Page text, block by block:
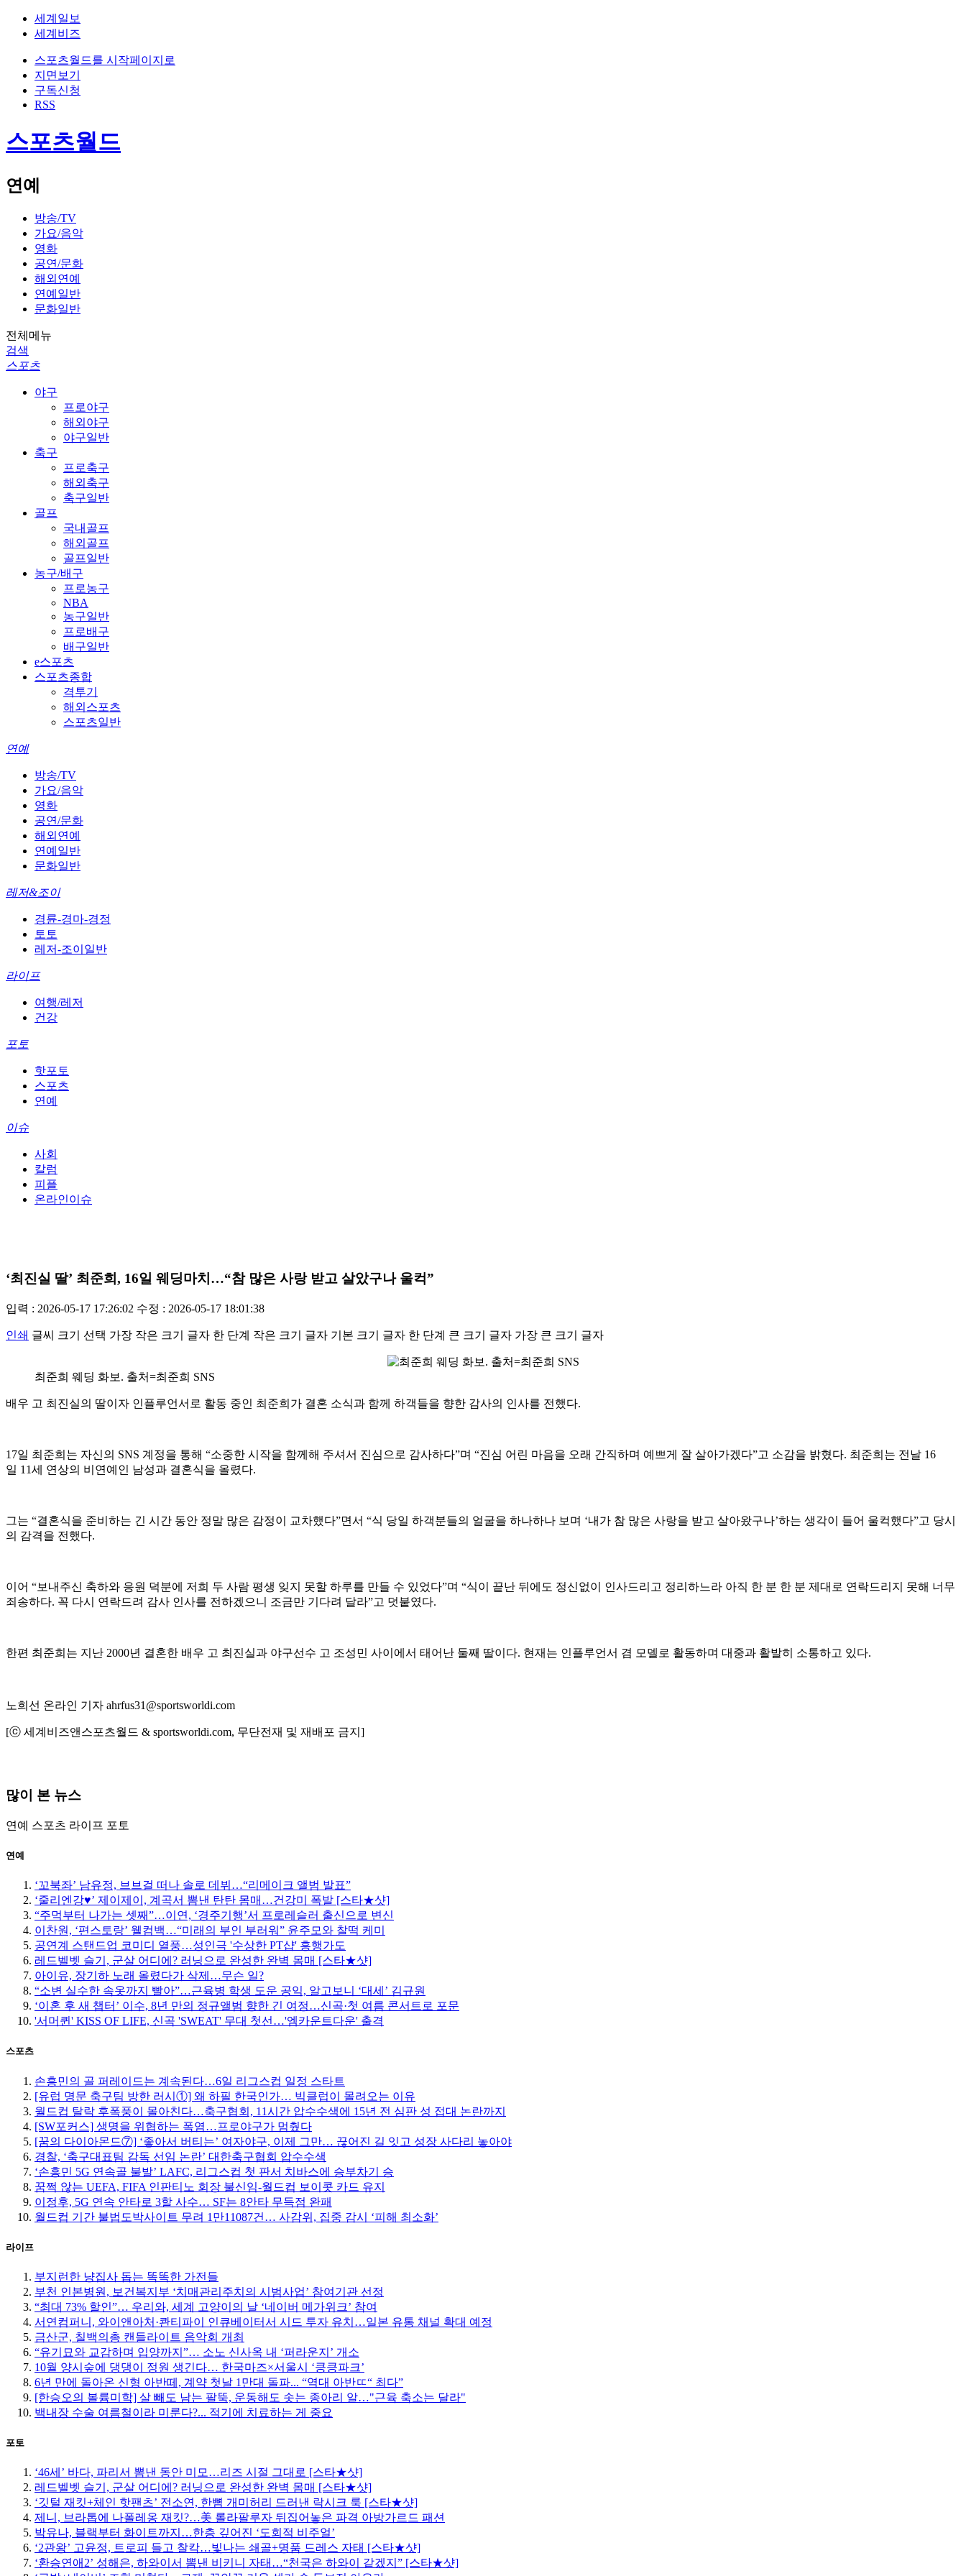
세계일보
세계비즈
스포츠월드를 시작페이지로
지면보기
구독신청
RSS
스포츠월드
연예
방송/TV
가요/음악
영화
공연/문화
해외연예
연예일반
문화일반
전체메뉴
검색
스포츠
야구
프로야구
해외야구
야구일반
축구
프로축구
해외축구
축구일반
골프
국내골프
해외골프
골프일반
농구/배구
프로농구
NBA
농구일반
프로배구
배구일반
e스포츠
스포츠종합
격투기
해외스포츠
스포츠일반
연예
방송/TV
가요/음악
영화
공연/문화
해외연예
연예일반
문화일반
레저&조이
경륜-경마-경정
토토
레저-조이일반
라이프
여행/레저
건강
포토
핫포토
스포츠
연예
이슈
사회
칼럼
피플
온라인이슈
‘최진실 딸’ 최준희, 16일 웨딩마치…“참 많은 사랑 받고 살았구나 울컥”
입력 : 2026-05-17 17:26:02 수정 : 2026-05-17 18:01:38
인쇄 글씨 크기 선택 가장 작은 크기 글자 한 단계 작은 크기 글자 기본 크기 글자 한 단계 큰 크기 글자 가장 큰 크기 글자
최준희 웨딩 화보. 출처=최준희 SNS
배우 고 최진실의 딸이자 인플루언서로 활동 중인 최준희가 결혼 소식과 함께 하객들을 향한 감사의 인사를 전했다.
17일 최준희는 자신의 SNS 계정을 통해 “소중한 시작을 함께해 주셔서 진심으로 감사하다”며 “진심 어린 마음을 오래 간직하며 예쁘게 잘 살아가겠다”고 소감을 밝혔다. 최준희는 전날 16
일 11세 연상의 비연예인 남성과 결혼식을 올렸다.
그는 “결혼식을 준비하는 긴 시간 동안 정말 많은 감정이 교차했다”면서 “식 당일 하객분들의 얼굴을 하나하나 보며 ‘내가 참 많은 사랑을 받고 살아왔구나’하는 생각이 들어 울컥했다”고 당시
의 감격을 전했다.
이어 “보내주신 축하와 응원 덕분에 저희 두 사람 평생 잊지 못할 하루를 만들 수 있었다”며 “식이 끝난 뒤에도 정신없이 인사드리고 정리하느라 아직 한 분 한 분 제대로 연락드리지 못해 너무
죄송하다. 꼭 다시 연락드려 감사 인사를 전하겠으니 조금만 기다려 달라”고 덧붙였다.
한편 최준희는 지난 2000년 결혼한 배우 고 최진실과 야구선수 고 조성민 사이에서 태어난 둘째 딸이다. 현재는 인플루언서 겸 모델로 활동하며 대중과 활발히 소통하고 있다.
노희선 온라인 기자 ahrfus31@sportsworldi.com
[ⓒ 세계비즈앤스포츠월드 & sportsworldi.com, 무단전재 및 재배포 금지]
많이 본 뉴스
연예 스포츠 라이프 포토
연예
‘꼬북좌’ 남유정, 브브걸 떠나 솔로 데뷔…“리메이크 앨범 발표”
‘줄리엔강♥’ 제이제이, 계곡서 뽐낸 탄탄 몸매…건강미 폭발 [스타★샷]
“주먹부터 나가는 셋째”…이연, ‘경주기행’서 프로레슬러 출신으로 변신
이찬원, ‘편스토랑’ 웰컴백…“미래의 부인 부러워” 윤주모와 찰떡 케미
공연계 스탠드업 코미디 열풍…성인극 '수상한 PT샵' 흥행가도
레드벨벳 슬기, 군살 어디에? 러닝으로 완성한 완벽 몸매 [스타★샷]
아이유, 장기하 노래 올렸다가 삭제…무슨 일?
“소변 실수한 속옷까지 빨아”…근육병 학생 도운 공익, 알고보니 ‘대세’ 김규원
‘이혼 후 새 챕터’ 이수, 8년 만의 정규앨범 향한 긴 여정…신곡·첫 여름 콘서트로 포문
'서머퀸' KISS OF LIFE, 신곡 'SWEAT' 무대 첫선…'엠카운트다운' 출격
스포츠
손흥민의 골 퍼레이드는 계속된다…6일 리그스컵 일정 스타트
[유럽 명문 축구팀 방한 러시①] 왜 하필 한국인가… 빅클럽이 몰려오는 이유
월드컵 탈락 후폭풍이 몰아친다…축구협회, 11시간 압수수색에 15년 전 심판 성 접대 논란까지
[SW포커스] 생명을 위협하는 폭염…프로야구가 멈췄다
[꿈의 다이아몬드⑦] ‘좋아서 버티는’ 여자야구, 이제 그만… 끊어진 길 잇고 성장 사다리 놓아야
경찰, ‘축구대표팀 감독 선임 논란’ 대한축구협회 압수수색
‘손흥민 5G 연속골 불발’ LAFC, 리그스컵 첫 판서 치바스에 승부차기 승
꿈쩍 않는 UEFA, FIFA 인판티노 회장 불신임-월드컵 보이콧 카드 유지
이정후, 5G 연속 안타로 3할 사수… SF는 8안타 무득점 완패
월드컵 기간 불법도박사이트 무려 1만11087건… 사감위, 집중 감시 ‘피해 최소화’
라이프
부지런한 냥집사 돕는 똑똑한 가전들
부천 인본병원, 보건복지부 ‘치매관리주치의 시범사업’ 참여기관 선정
“최대 73% 할인”… 우리와, 세계 고양이의 날 ‘네이버 메가위크’ 참여
서연컴퍼니, 와이앤아처·콴티파이 인큐베이터서 시드 투자 유치…일본 유통 채널 확대 예정
금산군, 칠백의총 캔들라이트 음악회 개최
“유기묘와 교감하며 입양까지”… 소노 신사옥 내 ‘퍼라운지’ 개소
10월 양시숲에 댕댕이 정원 생긴다… 한국마즈×서울시 ‘킁킁파크’
6년 만에 돌아온 신형 아반떼, 계약 첫날 1만대 돌파... “역대 아반ㄸ“ 최다”
[한승오의 볼륨미학] 살 빼도 남는 팔뚝, 운동해도 솟는 종아리 알…"근육 축소는 달라"
백내장 수술 여름철이라 미룬다?... 적기에 치료하는 게 중요
포토
‘46세’ 바다, 파리서 뽐낸 동안 미모…리즈 시절 그대로 [스타★샷]
레드벨벳 슬기, 군살 어디에? 러닝으로 완성한 완벽 몸매 [스타★샷]
‘깃털 재킷+체인 핫팬츠’ 전소연, 한뼘 개미허리 드러낸 락시크 룩 [스타★샷]
제니, 브라톱에 나폴레옹 재킷?…美 롤라팔루자 뒤집어놓은 파격 아방가르드 패션
박유나, 블랙부터 화이트까지…한층 깊어진 ‘도회적 비주얼’
‘2관왕’ 고윤정, 트로피 들고 찰칵…빛나는 쇄골+명품 드레스 자태 [스타★샷]
‘환승연애2’ 성해은, 하와이서 뽐낸 비키니 자태…“천국은 하와이 같겠지” [스타★샷]